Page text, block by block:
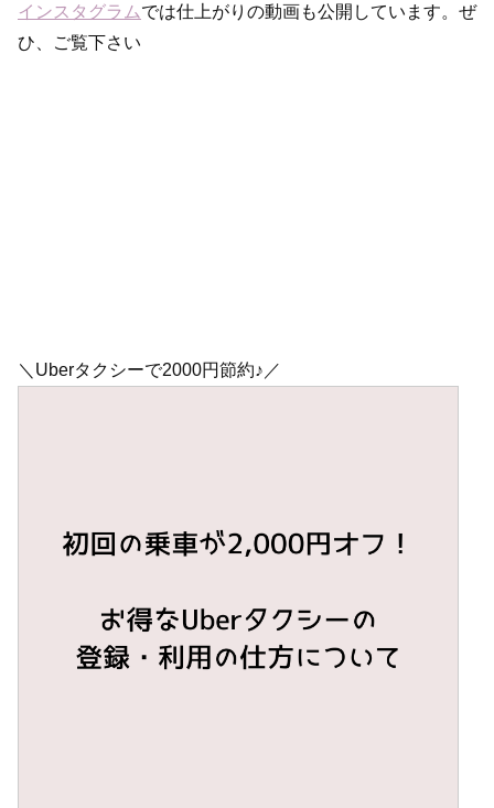
インスタグラムでは仕上がりの動画も公開しています。ぜ
ひ、ご覧下さい
＼Uberタクシーで2000円節約♪／